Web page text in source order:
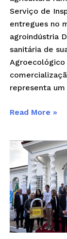
Serviço de
entregues no
agroindústria
sanitária de
Agroecológico
representa
Read More »
Fechamento
Hospital
Colônia
em
Barbacena/MG